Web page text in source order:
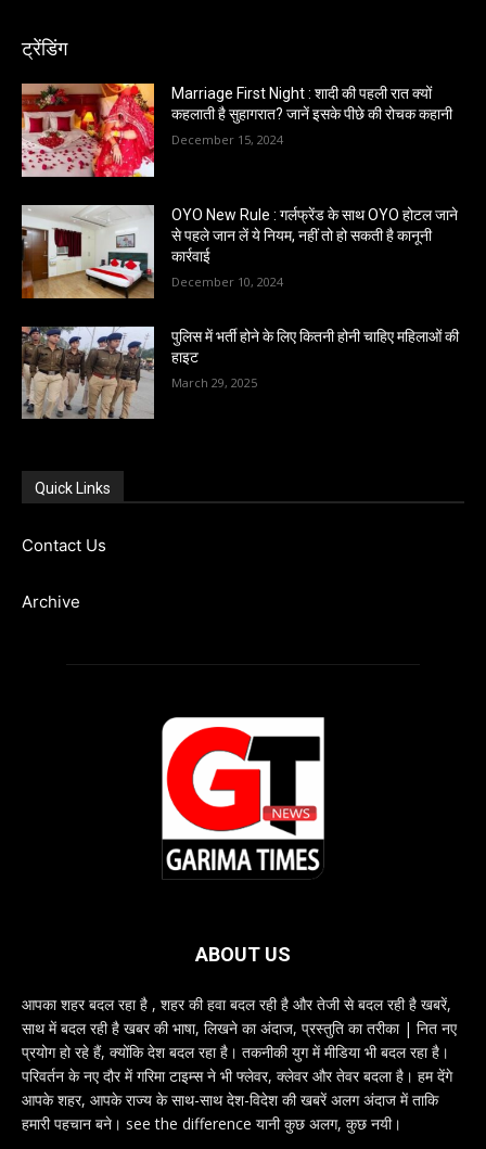
ट्रेंडिंग
Marriage First Night : शादी की पहली रात क्यों
कहलाती है सुहागरात? जानें इसके पीछे की रोचक कहानी
December 15, 2024
OYO New Rule : गर्लफ्रेंड के साथ OYO होटल जाने
से पहले जान लें ये नियम, नहीं तो हो सकती है कानूनी
कार्रवाई
December 10, 2024
पुलिस में भर्ती होने के लिए कितनी होनी चाहिए महिलाओं की
हाइट
March 29, 2025
Quick Links
Contact Us
Archive
ABOUT US
आपका शहर बदल रहा है , शहर की हवा बदल रही है और तेजी से बदल रही है खबरें,
साथ में बदल रही है खबर की भाषा, लिखने का अंदाज, प्रस्तुति का तरीका | नित नए
प्रयोग हो रहे हैं, क्योंकि देश बदल रहा है। तकनीकी युग में मीडिया भी बदल रहा है।
परिवर्तन के नए दौर में गरिमा टाइम्स ने भी फ्लेवर, क्लेवर और तेवर बदला है। हम देंगे
आपके शहर, आपके राज्य के साथ-साथ देश-विदेश की खबरें अलग अंदाज में ताकि
हमारी पहचान बने। see the difference यानी कुछ अलग, कुछ नयी।